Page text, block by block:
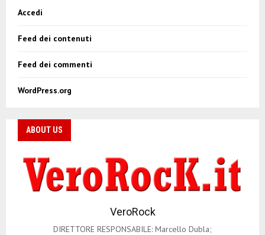
Accedi
Feed dei contenuti
Feed dei commenti
WordPress.org
ABOUT US
VeroRock
DIRETTORE RESPONSABILE: Marcello Dubla;